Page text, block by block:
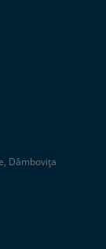
Dâmbovița